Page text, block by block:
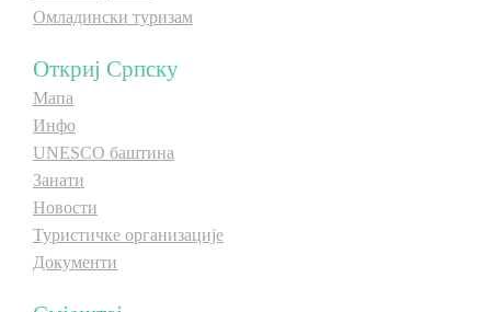
Мултимедија
Фото
Видео
E-Brochure
Откриј Српску
Омладински туризам
Откриј Српску
Мапа
Инфо
UNESCO баштина
Занати
Новости
Туристичке организације
Документи
Мултимедија
Фото
Видео
E-Brochure
Откриј Српску